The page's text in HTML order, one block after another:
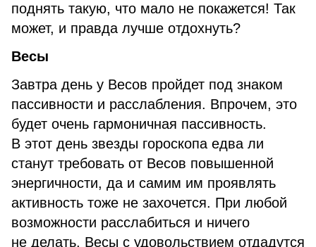
поднять такую, что мало не покажется! Так
может, и правда лучше отдохнуть?
Весы
Завтра день у Весов пройдет под знаком
пассивности и расслабления. Впрочем, это
будет очень гармоничная пассивность.
В этот день звезды гороскопа едва ли
станут требовать от Весов повышенной
энергичности, да и самим им проявлять
активность тоже не захочется. При любой
возможности расслабиться и ничего
не делать, Весы с удовольствием отдадутся